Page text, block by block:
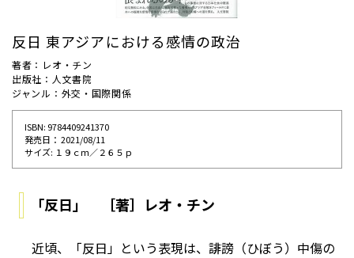
反日 東アジアにおける感情の政治
著者：レオ・チン
出版社：人文書院
ジャンル：外交・国際関係
ISBN: 9784409241370
発売⽇： 2021/08/11
サイズ: １９ｃｍ／２６５ｐ
「反日」 ［著］レオ・チン
近頃、「反日」という表現は、誹謗（ひぼう）中傷の